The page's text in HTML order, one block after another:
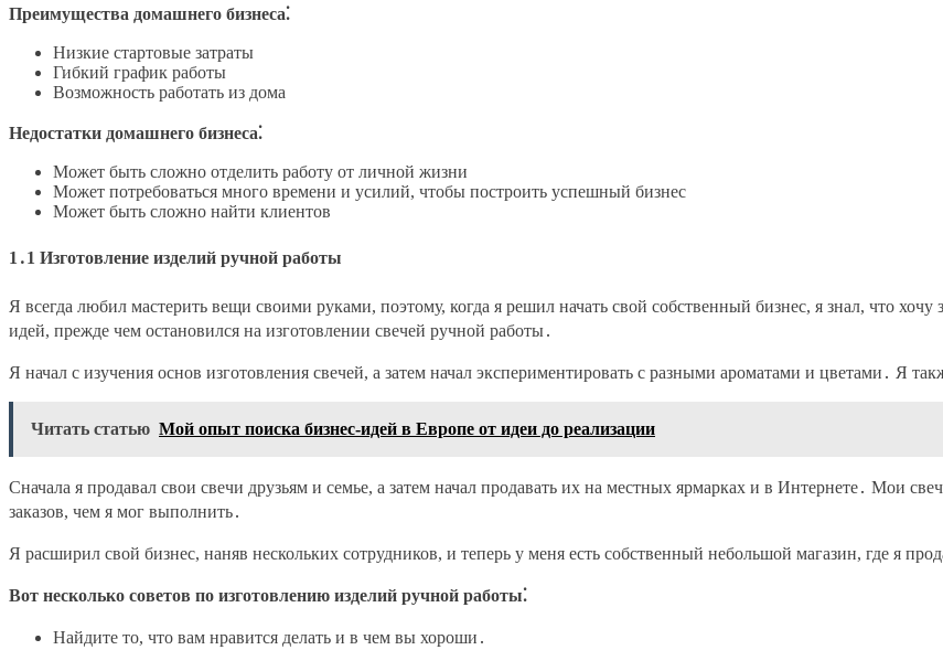
Преимущества домашнего бизнеса⁚
Низкие стартовые затраты
Гибкий график работы
Возможность работать из дома
Недостатки домашнего бизнеса⁚
Может быть сложно отделить работу от личной жизни
Может потребоваться много времени и усилий, чтобы построить успешный бизнес
Может быть сложно найти клиентов
1․1 Изготовление изделий ручной работы
Я всегда любил мастерить вещи своими руками, поэтому, когда я решил начать свой собственный бизнес, я знал, что
идей, прежде чем остановился на изготовлении свечей ручной работы․
Я начал с изучения основ изготовления свечей, а затем начал экспериментировать с разными ароматами и цветами․ Я
Читать статью Мой опыт поиска бизнес-идей в Европе от идеи до реализации
Сначала я продавал свои свечи друзьям и семье, а затем начал продавать их на местных ярмарках и в Интернете․ Мои
заказов, чем я мог выполнить․
Я расширил свой бизнес, наняв нескольких сотрудников, и теперь у меня есть собственный небольшой магазин, где я
Вот несколько советов по изготовлению изделий ручной работы⁚
Найдите то, что вам нравится делать и в чем вы хороши․